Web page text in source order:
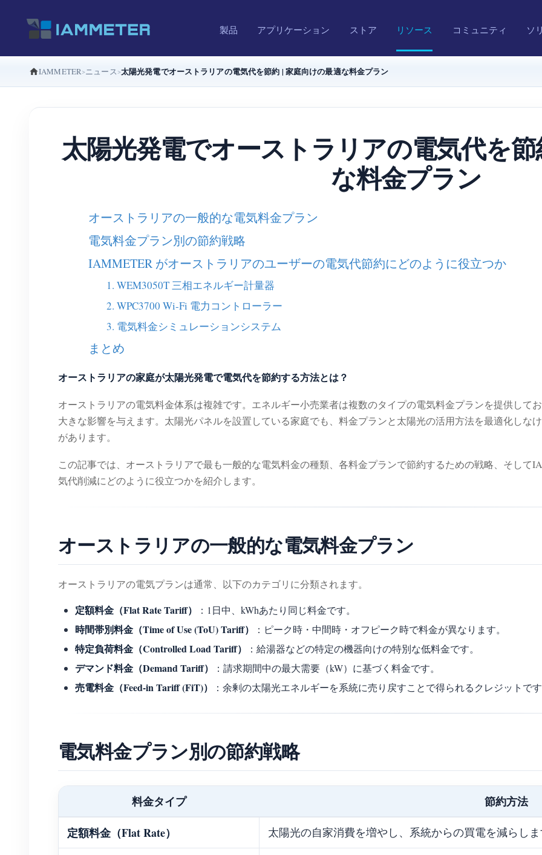
製品 アプリケーション ストア リソース コミュニティ ソ
IAMMETER ニュース 太陽光発電でオーストラリアの電気代を節約 | 家庭向けの最適な料金プラン
太陽光発電でオーストラリアの電気代を
な料金プラン
オーストラリアの一般的な電気料金プラン
電気料金プラン別の節約戦略
IAMMETER がオーストラリアのユーザーの電気代節約にどのように役立つか
1. WEM3050T 三相エネルギー計量器
2. WPC3700 Wi-Fi 電力コントローラー
3. 電気料金シミュレーションシステム
まとめ
オーストラリアの家庭が太陽光発電で電気代を節約する方法とは？
オーストラリアの電気料金体系は複雑です。エネルギー小売業者は複数のタイプの電気料金プランを提供して
大きな影響を与えます。太陽光パネルを設置している家庭でも、料金プランと太陽光の活用方法を最適化しな
があります。
この記事では、オーストラリアで最も一般的な電気料金の種類、各料金プランで節約するための戦略、そして
気代削減にどのように役立つかを紹介します。
オーストラリアの一般的な電気料金プラン
オーストラリアの電気プランは通常、以下のカテゴリに分類されます。
定額料金（Flat Rate Tariff） ：1日中、kWhあたり同じ料金です。
時間帯別料金（Time of Use (ToU) Tariff） ：ピーク時・中間時・オフピーク時で料金が異なります。
特定負荷料金（Controlled Load Tariff） ：給湯器などの特定の機器向けの特別な低料金です。
デマンド料金（Demand Tariff） ：請求期間中の最大需要（kW）に基づく料金です。
売電料金（Feed-in Tariff (FiT)） ：余剰の太陽光エネルギーを系統に売り戻すことで得られるクレジットで
電気料金プラン別の節約戦略
料金タイプ
節約方法
定額料金（Flat Rate）
太陽光の自家消費を増やし、系統からの買電を減らし